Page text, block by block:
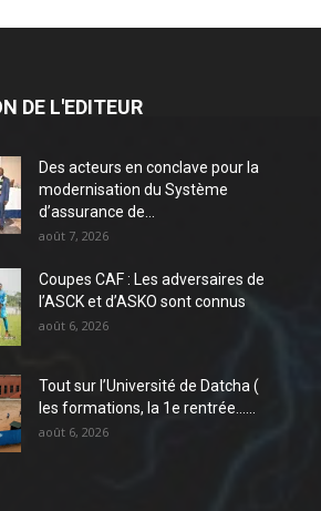
DE L'EDITEUR
Des acteurs en conclave pour la
modernisation du Système
d’assurance de...
août 7, 2026
Coupes CAF : Les adversaires de
l’ASCK et d’ASKO sont connus
août 6, 2026
Tout sur l’Université de Datcha (
les formations, la 1e rentrée…...
août 6, 2026